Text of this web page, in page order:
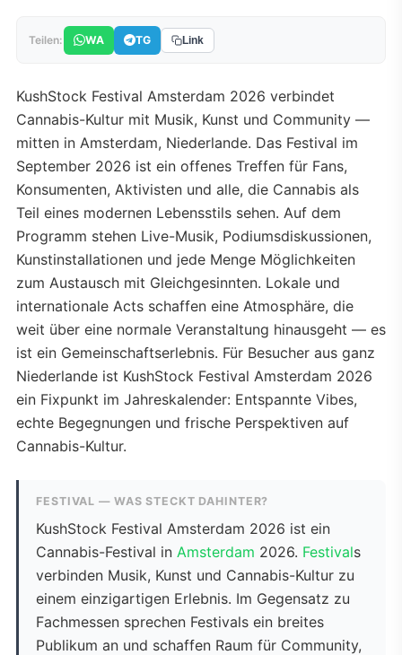
Teilen: WA TG Link
KushStock Festival Amsterdam 2026 verbindet
Cannabis-Kultur mit Musik, Kunst und Community —
mitten in Amsterdam, Niederlande. Das Festival im
September 2026 ist ein offenes Treffen für Fans,
Konsumenten, Aktivisten und alle, die Cannabis als
Teil eines modernen Lebensstils sehen. Auf dem
Programm stehen Live-Musik, Podiumsdiskussionen,
Kunstinstallationen und jede Menge Möglichkeiten
zum Austausch mit Gleichgesinnten. Lokale und
internationale Acts schaffen eine Atmosphäre, die
weit über eine normale Veranstaltung hinausgeht — es
ist ein Gemeinschaftserlebnis. Für Besucher aus ganz
Niederlande ist KushStock Festival Amsterdam 2026
ein Fixpunkt im Jahreskalender: Entspannte Vibes,
echte Begegnungen und frische Perspektiven auf
Cannabis-Kultur.
FESTIVAL — WAS STECKT DAHINTER?
KushStock Festival Amsterdam 2026 ist ein
Cannabis-Festival in Amsterdam 2026. Festivals
verbinden Musik, Kunst und Cannabis-Kultur zu
einem einzigartigen Erlebnis. Im Gegensatz zu
Fachmessen sprechen Festivals ein breites
Publikum an und schaffen Raum für Community,